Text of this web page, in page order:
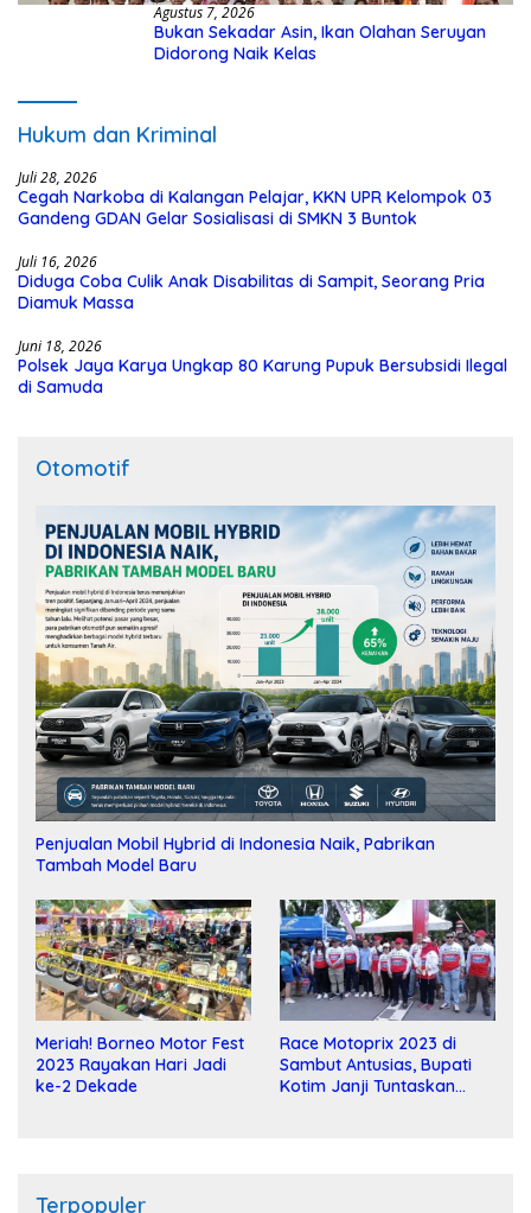
Agustus 7, 2026
Bukan Sekadar Asin, Ikan Olahan Seruyan
Didorong Naik Kelas
Hukum dan Kriminal
Juli 28, 2026
Cegah Narkoba di Kalangan Pelajar, KKN UPR Kelompok 03
Gandeng GDAN Gelar Sosialisasi di SMKN 3 Buntok
Juli 16, 2026
Diduga Coba Culik Anak Disabilitas di Sampit, Seorang Pria
Diamuk Massa
Juni 18, 2026
Polsek Jaya Karya Ungkap 80 Karung Pupuk Bersubsidi Ilegal
di Samuda
Otomotif
Penjualan Mobil Hybrid di Indonesia Naik, Pabrikan
Tambah Model Baru
Meriah! Borneo Motor Fest
2023 Rayakan Hari Jadi
ke-2 Dekade
Race Motoprix 2023 di
Sambut Antusias, Bupati
Kotim Janji Tuntaskan
Terpopuler